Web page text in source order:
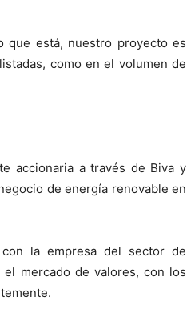
que está, nuestro proyecto es
como en el volumen de
accionaria a través de Biva y
de energía renovable en
con la empresa del sector de
mercado de valores, con los